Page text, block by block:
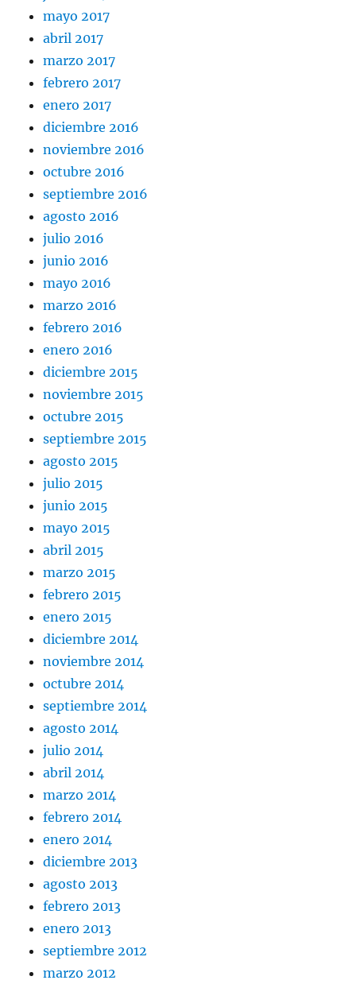
mayo 2017
abril 2017
marzo 2017
febrero 2017
enero 2017
diciembre 2016
noviembre 2016
octubre 2016
septiembre 2016
agosto 2016
julio 2016
junio 2016
mayo 2016
marzo 2016
febrero 2016
enero 2016
diciembre 2015
noviembre 2015
octubre 2015
septiembre 2015
agosto 2015
julio 2015
junio 2015
mayo 2015
abril 2015
marzo 2015
febrero 2015
enero 2015
diciembre 2014
noviembre 2014
octubre 2014
septiembre 2014
agosto 2014
julio 2014
abril 2014
marzo 2014
febrero 2014
enero 2014
diciembre 2013
agosto 2013
febrero 2013
enero 2013
septiembre 2012
marzo 2012